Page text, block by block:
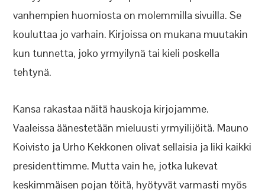
vanhempien huomiosta on molemmilla sivuilla. Se
kouluttaa jo varhain. Kirjoissa on mukana muutakin
kun tunnetta, joko yrmyilynä tai kieli poskella
tehtynä.
Kansa rakastaa näitä hauskoja kirjojamme.
Vaaleissa äänestetään mieluusti yrmyilijöitä. Mauno
Koivisto ja Urho Kekkonen olivat sellaisia ja liki kaikki
presidenttimme. Mutta vain he, jotka lukevat
keskimmäisen pojan töitä, hyötyvät varmasti myös